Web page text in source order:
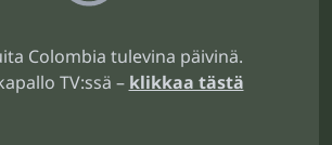
Colombia tulevina päivinä.
TV:ssä – klikkaa tästä